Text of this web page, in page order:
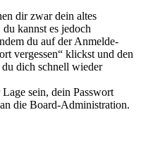
dir zwar dein altes
kannst es jedoch
du auf der Anmelde-
vergessen“ klickst und den
dich schnell wieder
sein, dein Passwort
die Board-Administration.